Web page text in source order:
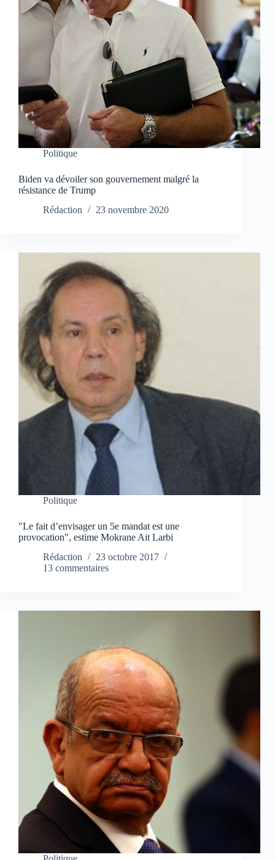
Politique
Biden va dévoiler son gouvernement malgré la
résistance de Trump
Rédaction
23 novembre 2020
Politique
"Le fait d’envisager un 5e mandat est une
provocation", estime Mokrane Ait Larbi
Rédaction
23 octobre 2017
13 commentaires